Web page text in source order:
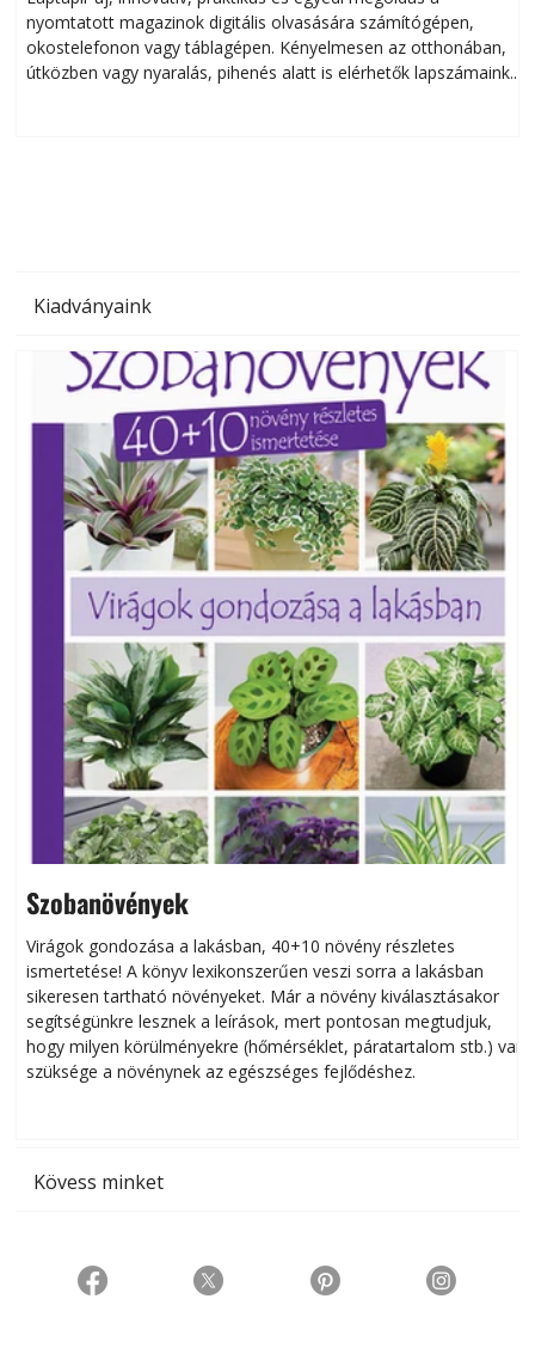
nyomtatott magazinok digitális olvasására számítógépen,
okostelefonon vagy táblagépen. Kényelmesen az otthonában,
útközben vagy nyaralás, pihenés alatt is elérhetők lapszámaink.
Kiadványaink
Szobanövények
Virágok gondozása a lakásban, 40+10 növény részletes
ismertetése! A könyv lexikonszerűen veszi sorra a lakásban
sikeresen tart­ha­tó növényeket. Már a növény kiválasztásakor
segítségünkre lesznek a leírások, mert pontosan megtudjuk,
hogy milyen körülményekre (hőmérséklet, páratartalom stb.) van
szüksége a növénynek az egészséges fejlődéshez.
Kövess minket